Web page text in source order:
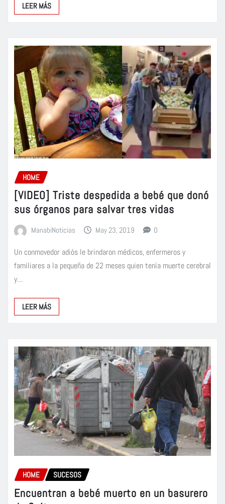
LEER MÁS
HOME
[VIDEO] Triste despedida a bebé que donó
sus órganos para salvar tres vidas
ManabiNoticias May 23, 2019 0
Un conmovedor adiós le brindaron médicos, enfermeros y
familiares a la pequeña de 22 meses quien tenía muerte cerebral
y…
LEER MÁS
HOME SUCESOS
Encuentran a bebé muerto en un basurero